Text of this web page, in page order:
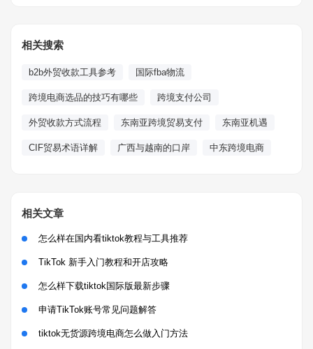
相关搜索
b2b外贸收款工具参考 国际fba物流
跨境电商选品的技巧有哪些 跨境支付公司
外贸收款方式流程 东南亚跨境贸易支付 东南亚机遇
CIF贸易术语详解 广西与越南的口岸 中东跨境电商
相关文章
怎么样在国内看tiktok教程与工具推荐
TikTok 新手入门教程和开店攻略
怎么样下载tiktok国际版最新步骤
申请TikTok账号常见问题解答
tiktok无货源跨境电商怎么做入门方法